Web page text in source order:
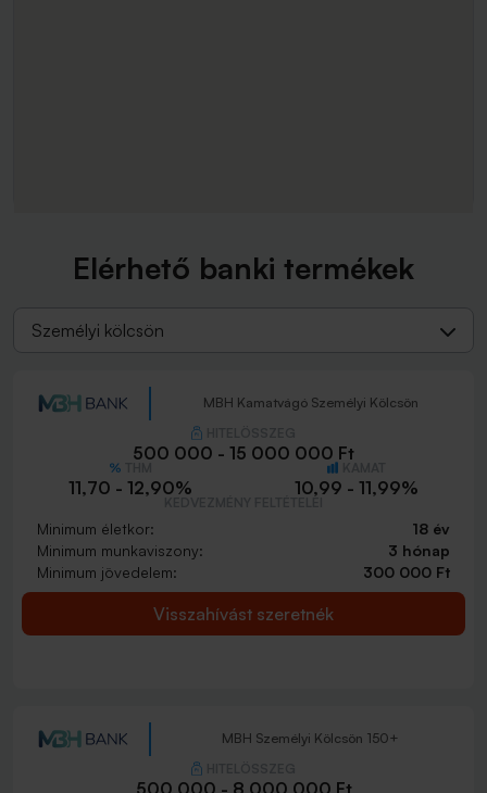
Elérhető banki termékek
Személyi kölcsön
MBH Kamatvágó Személyi Kölcsön
500 000 - 15 000 000 Ft
11,70 - 12,90% 10,99 - 11,99%
Minimum életkor:
18 év
Minimum munkaviszony:
3 hónap
Minimum jövedelem:
300 000 Ft
Visszahívást szeretnék
MBH Személyi Kölcsön 150+
500 000 - 8 000 000 Ft